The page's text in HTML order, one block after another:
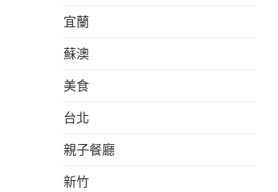
宜蘭
蘇澳
美食
台北
親子餐廳
新竹